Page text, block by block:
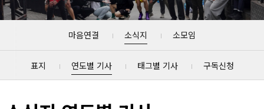
마음연결 소식지 소모임
표지 연도별 기사 태그별 기사 구독신청